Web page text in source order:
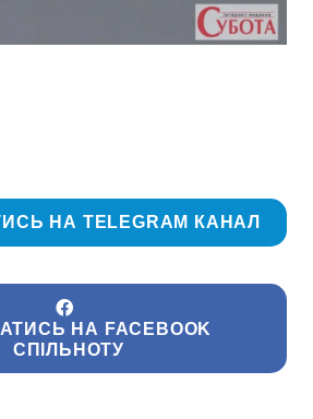
НА TELEGRAM КАНАЛ
НА FACEBOOK
СПІЛЬНОТУ